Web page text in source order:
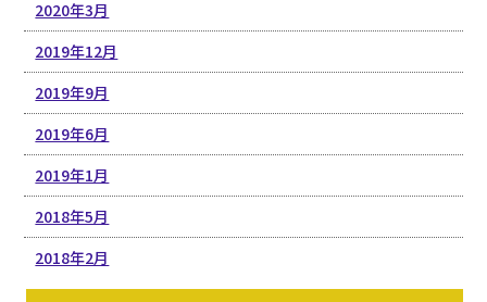
2020年3月
2019年12月
2019年9月
2019年6月
2019年1月
2018年5月
2018年2月